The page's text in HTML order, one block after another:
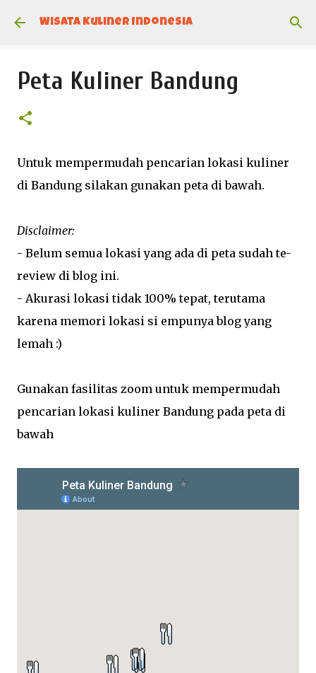
Skip to main content
Wisata Kuliner Indonesia
Peta Kuliner Bandung
Untuk mempermudah pencarian lokasi kuliner
di Bandung silakan gunakan peta di bawah.
Disclaimer:
- Belum semua lokasi yang ada di peta sudah te-
review di blog ini.
- Akurasi lokasi tidak 100% tepat, terutama
karena memori lokasi si empunya blog yang
lemah :)
Gunakan fasilitas zoom untuk mempermudah
pencarian lokasi kuliner Bandung pada peta di
bawah